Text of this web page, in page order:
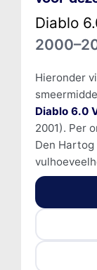
Diablo
Hieronder
Diablo 6.0
2001). Per
Den